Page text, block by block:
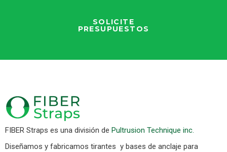
SOLICITE
PRESUPUESTOS
FIBER Straps es una división de Pultrusion Technique inc.
Diseñamos y fabricamos tirantes y bases de anclaje para